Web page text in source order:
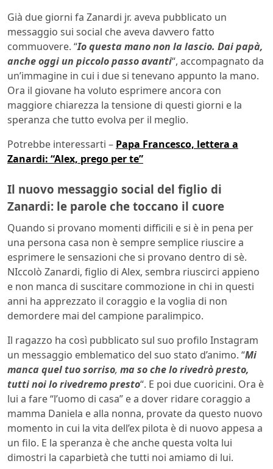
Già due giorni fa Zanardi jr. aveva pubblicato un
messaggio sui social che aveva davvero fatto
commuovere. “Io questa mano non la lascio. Dai papà,
anche oggi un piccolo passo avanti“, accompagnato da
un’immagine in cui i due si tenevano appunto la mano.
Ora il giovane ha voluto esprimere ancora con
maggiore chiarezza la tensione di questi giorni e la
speranza che tutto evolva per il meglio.
Potrebbe interessarti – Papa Francesco, lettera a
Zanardi: “Alex, prego per te”
Il nuovo messaggio social del figlio di
Zanardi: le parole che toccano il cuore
Quando si provano momenti difficili e si è in pena per
una persona casa non è sempre semplice riuscire a
esprimere le sensazioni che si provano dentro di sè.
NIccolò Zanardi, figlio di Alex, sembra riuscirci appieno
e non manca di suscitare commozione in chi in questi
anni ha apprezzato il coraggio e la voglia di non
demordere mai del campione paralimpico.
Il ragazzo ha così pubblicato sul suo profilo Instagram
un messaggio emblematico del suo stato d’animo. “Mi
manca quel tuo sorriso, ma so che lo rivedrò presto,
tutti noi lo rivedremo presto“. E poi due cuoricini. Ora è
lui a fare “l’uomo di casa” e a dover ridare coraggio a
mamma Daniela e alla nonna, provate da questo nuovo
momento in cui la vita dell’ex pilota è di nuovo appesa a
un filo. E la speranza è che anche questa volta lui
dimostri la caparbietà che tutti noi amiamo di lui.